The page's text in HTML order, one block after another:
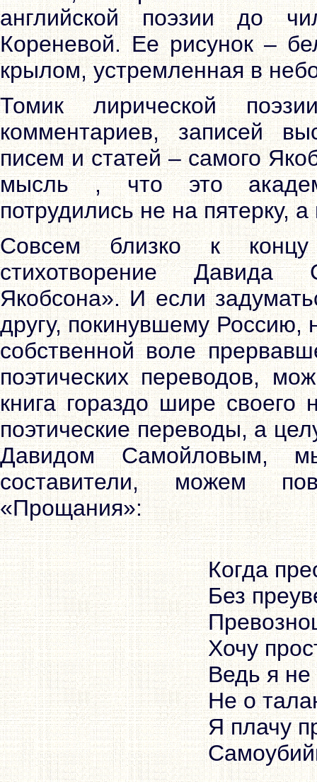
английской поэзии до
Кореневой. Ее рисунок –
крылом, устремленная в
Томик лирической
комментариев, записей
писем и статей – самого
мысль , что это
потрудились не на пятерку, а
Совсем близко к
стихотворение Давида
Якобсона». И если
другу, покинувшему
собственной воле
поэтических переводов,
книга гораздо шире своего
поэтические переводы, а
Давидом Самойловым,
составители, можем
«Прощания»:
Когда
Без
Хочу
Ведь я не
Не о
Я плачу